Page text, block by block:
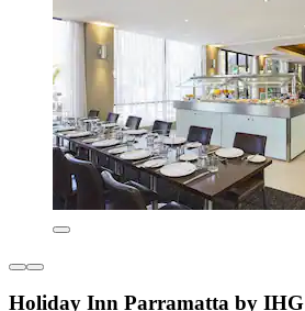
Holiday Inn Parramatta by IHG